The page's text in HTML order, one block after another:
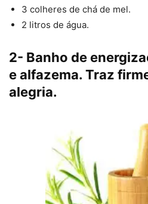
3 colheres de chá de mel.
2 litros de água.
2- Banho de
e alfazema. Traz
alegria.